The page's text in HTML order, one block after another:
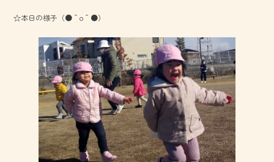
☆本日の様子（●＾o＾●）